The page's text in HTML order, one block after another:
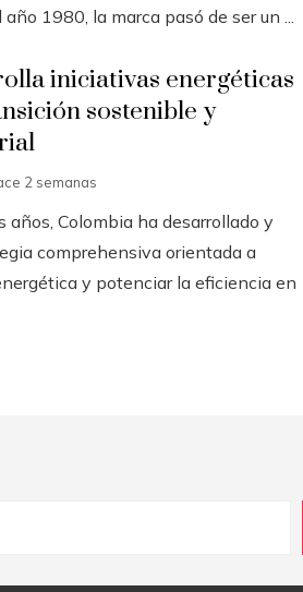
1980, la marca pasó de ser un ...
iniciativas energéticas
sostenible y
2 semanas
años, Colombia ha desarrollado y
comprehensiva orientada a
y potenciar la eficiencia en